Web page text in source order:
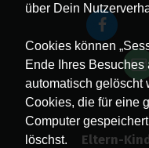
über Dein
Cookies können
Ende Ihres
automatisch gelöscht
Cookies, die für eine
Computer
löschst.
Eltern-